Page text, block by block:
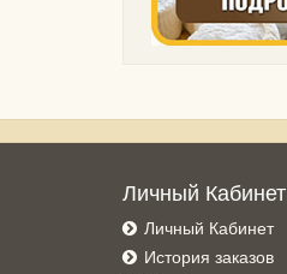
Личный Кабинет
Личный Кабинет
История заказов